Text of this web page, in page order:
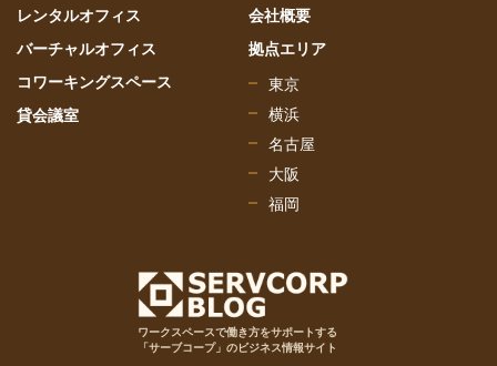
レンタルオフィス
バーチャルオフィス
コワーキングスペース
貸会議室
会社概要
拠点エリア
東京
横浜
名古屋
大阪
福岡
ワークスペースで働き方をサポートする
「サーブコープ」のビジネス情報サイト